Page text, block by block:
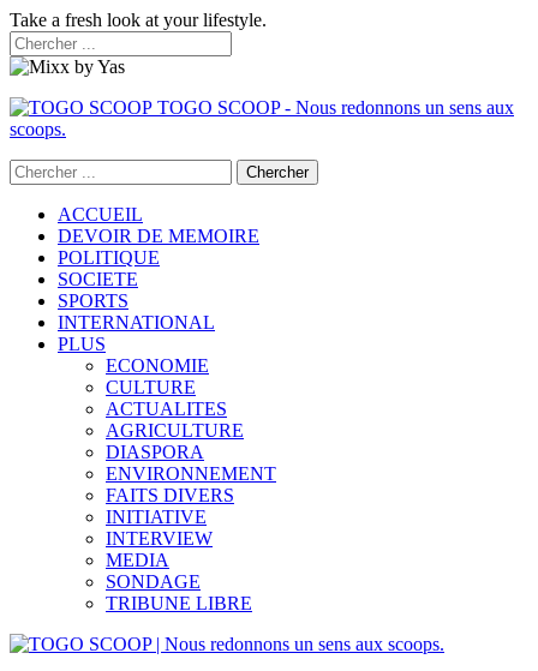
Take a fresh look at your lifestyle.
TOGO SCOOP - Nous redonnons un sens aux
scoops.
ACCUEIL
DEVOIR DE MEMOIRE
POLITIQUE
SOCIETE
SPORTS
INTERNATIONAL
PLUS
ECONOMIE
CULTURE
ACTUALITES
AGRICULTURE
DIASPORA
ENVIRONNEMENT
FAITS DIVERS
INITIATIVE
INTERVIEW
MEDIA
SONDAGE
TRIBUNE LIBRE